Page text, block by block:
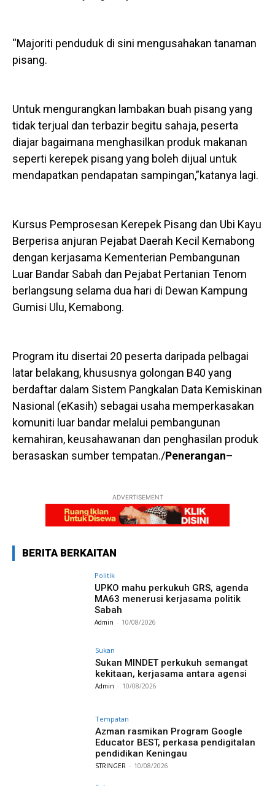
“Majoriti penduduk di sini mengusahakan tanaman
pisang.
Untuk mengurangkan lambakan buah pisang yang
tidak terjual dan terbazir begitu sahaja, peserta
diajar bagaimana menghasilkan produk makanan
seperti kerepek pisang yang boleh dijual untuk
mendapatkan pendapatan sampingan,”katanya lagi.
Kursus Pemprosesan Kerepek Pisang dan Ubi Kayu
Berperisa anjuran Pejabat Daerah Kecil Kemabong
dengan kerjasama Kementerian Pembangunan
Luar Bandar Sabah dan Pejabat Pertanian Tenom
berlangsung selama dua hari di Dewan Kampung
Gumisi Ulu, Kemabong.
Program itu disertai 20 peserta daripada pelbagai
latar belakang, khususnya golongan B40 yang
berdaftar dalam Sistem Pangkalan Data Kemiskinan
Nasional (eKasih) sebagai usaha memperkasakan
komuniti luar bandar melalui pembangunan
kemahiran, keusahawanan dan penghasilan produk
berasaskan sumber tempatan./Penerangan–
ADVERTISEMENT
BERITA BERKAITAN
Politik
UPKO mahu perkukuh GRS, agenda
MA63 menerusi kerjasama politik
Sabah
Admin - 10/08/2026
Sukan
Sukan MINDET perkukuh semangat
kekitaan, kerjasama antara agensi
Admin - 10/08/2026
Tempatan
Azman rasmikan Program Google
Educator BEST, perkasa pendigitalan
pendidikan Keningau
STRINGER - 10/08/2026